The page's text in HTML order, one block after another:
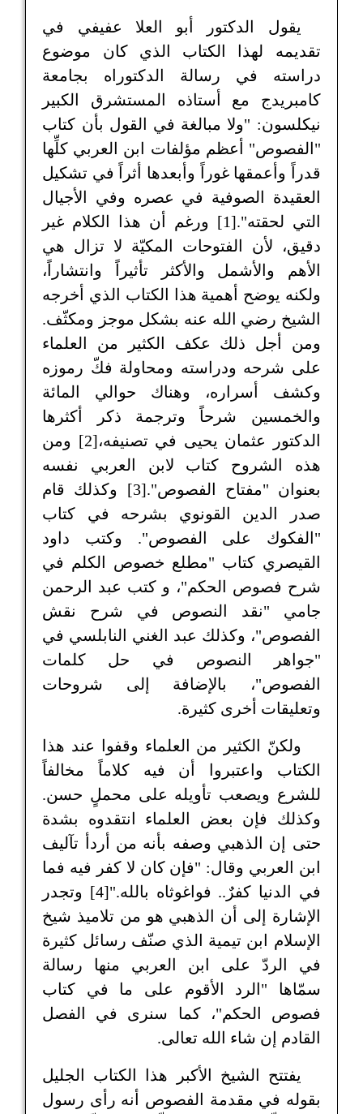
يقول الدكتور أبو العلا عفيفي في
تقديمه لهذا الكتاب الذي كان موضوع
دراسته في رسالة الدكتوراه بجامعة
كامبريدج مع أستاذه المستشرق الكبير
نيكلسون: "ولا مبالغة في القول بأن كتاب
"الفصوص" أعظم مؤلفات ابن العربي كلِّها
قدراً وأعمقها غوراً وأبعدها أثراً في تشكيل
العقيدة الصوفية في عصره وفي الأجيال
التي لحقته".[1] ورغم أن هذا الكلام غير
دقيق، لأن الفتوحات المكيّة لا تزال هي
الأهم والأشمل والأكثر تأثيراً وانتشاراً،
ولكنه يوضح أهمية هذا الكتاب الذي أخرجه
الشيخ رضي الله عنه بشكل موجز ومكثّف.
ومن أجل ذلك عكف الكثير من العلماء
على شرحه ودراسته ومحاولة فكّ رموزه
وكشف أسراره، وهناك حوالي المائة
والخمسين شرحاً وترجمة ذكر أكثرها
الدكتور عثمان يحيى في تصنيفه،[2] ومن
هذه الشروح كتاب لابن العربي نفسه
بعنوان "مفتاح الفصوص".[3] وكذلك قام
صدر الدين القونوي بشرحه في كتاب
"الفكوك على الفصوص". وكتب داود
القيصري كتاب "مطلع خصوص الكلم في
شرح فصوص الحكم"، و كتب عبد الرحمن
جامي "نقد النصوص في شرح نقش
الفصوص"، وكذلك عبد الغني النابلسي في
"جواهر النصوص في حل كلمات
الفصوص"، بالإضافة إلى شروحات
وتعليقات أخرى كثيرة.
ولكنّ الكثير من العلماء وقفوا عند هذا
الكتاب واعتبروا أن فيه كلاماً مخالفاً
للشرع ويصعب تأويله على محملٍ حسن.
وكذلك فإن بعض العلماء انتقدوه بشدة
حتى إن الذهبي وصفه بأنه من أردأ تآليف
ابن العربي وقال: "فإن كان لا كفر فيه فما
في الدنيا كفرٌ.. فواغوثاه بالله."[4] وتجدر
الإشارة إلى أن الذهبي هو من تلاميذ شيخ
الإسلام ابن تيمية الذي صنّف رسائل كثيرة
في الردّ على ابن العربي منها رسالة
سمّاها "الرد الأقوم على ما في كتاب
فصوص الحكم"، كما سنرى في الفصل
القادم إن شاء الله تعالى.
يفتتح الشيخ الأكبر هذا الكتاب الجليل
بقوله في مقدمة الفصوص أنه رأى رسول